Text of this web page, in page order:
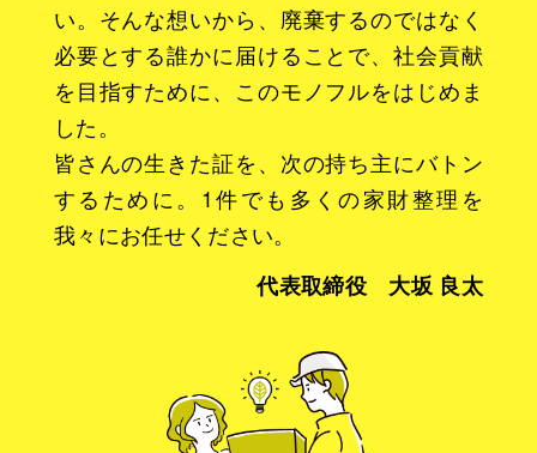
い。そんな想いから、廃棄するのではなく
必要とする誰かに届けることで、社会貢献
を目指すために、このモノフルをはじめま
した。
皆さんの生きた証を、次の持ち主にバトン
するために。1件でも多くの家財整理を
我々にお任せください。
代表取締役 大坂 良太